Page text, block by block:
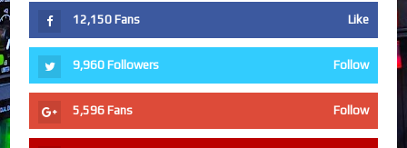
12,150 Fans Like
9,960 Followers Follow
5,596 Fans Follow